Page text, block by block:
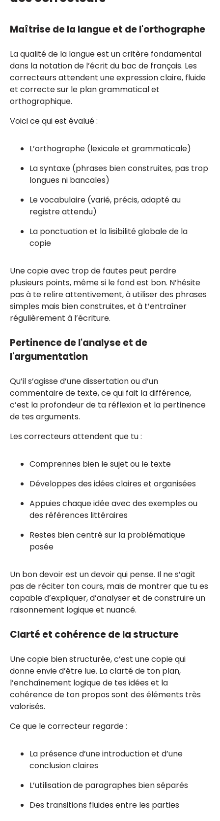
Maîtrise de la langue et de l'orthographe
La qualité de la langue est un critère fondamental
dans la notation de l’écrit du bac de français. Les
correcteurs attendent une expression claire, fluide
et correcte sur le plan grammatical et
orthographique.
Voici ce qui est évalué :
L’orthographe (lexicale et grammaticale)
La syntaxe (phrases bien construites, pas trop
longues ni bancales)
Le vocabulaire (varié, précis, adapté au
registre attendu)
La ponctuation et la lisibilité globale de la
copie
Une copie avec trop de fautes peut perdre
plusieurs points, même si le fond est bon. N’hésite
pas à te relire attentivement, à utiliser des phrases
simples mais bien construites, et à t’entraîner
régulièrement à l’écriture.
Pertinence de l'analyse et de
l'argumentation
Qu’il s’agisse d’une dissertation ou d’un
commentaire de texte, ce qui fait la différence,
c’est la profondeur de ta réflexion et la pertinence
de tes arguments.
Les correcteurs attendent que tu :
Comprennes bien le sujet ou le texte
Développes des idées claires et organisées
Appuies chaque idée avec des exemples ou
des références littéraires
Restes bien centré sur la problématique
posée
Un bon devoir est un devoir qui pense. Il ne s’agit
pas de réciter ton cours, mais de montrer que tu es
capable d’expliquer, d’analyser et de construire un
raisonnement logique et nuancé.
Clarté et cohérence de la structure
Une copie bien structurée, c’est une copie qui
donne envie d’être lue. La clarté de ton plan,
l’enchaînement logique de tes idées et la
cohérence de ton propos sont des éléments très
valorisés.
Ce que le correcteur regarde :
La présence d’une introduction et d’une
conclusion claires
L’utilisation de paragraphes bien séparés
Des transitions fluides entre les parties